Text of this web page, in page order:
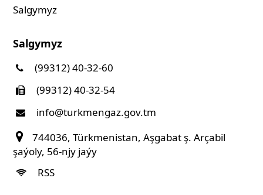
Salgymyz
Salgymyz
(99312) 40-32-60
(99312) 40-32-54
info@turkmengaz.gov.tm
744036, Türkmenistan, Aşgabat ş. Arçabil
şaýoly, 56-njy jaýy
RSS